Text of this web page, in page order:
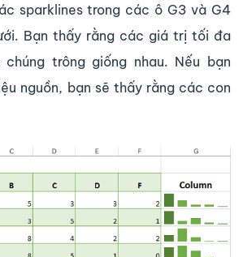
sparklines trong các ô G3 và G4
Bạn thấy rằng các giá trị tối đa
trông giống nhau. Nếu bạn
nguồn, bạn sẽ thấy rằng các con